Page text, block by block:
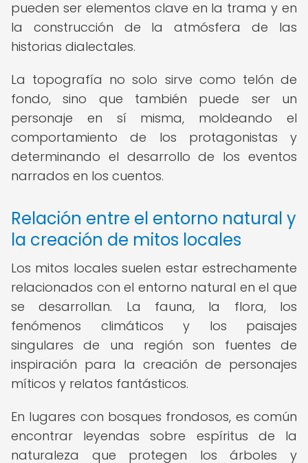
pueden ser elementos clave en la trama y en
la construcción de la atmósfera de las
historias dialectales.
La topografía no solo sirve como telón de
fondo, sino que también puede ser un
personaje en sí misma, moldeando el
comportamiento de los protagonistas y
determinando el desarrollo de los eventos
narrados en los cuentos.
Relación entre el entorno natural y
la creación de mitos locales
Los mitos locales suelen estar estrechamente
relacionados con el entorno natural en el que
se desarrollan. La fauna, la flora, los
fenómenos climáticos y los paisajes
singulares de una región son fuentes de
inspiración para la creación de personajes
míticos y relatos fantásticos.
En lugares con bosques frondosos, es común
encontrar leyendas sobre espíritus de la
naturaleza que protegen los árboles y